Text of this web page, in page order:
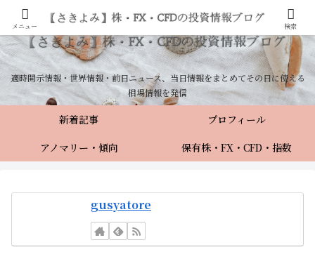
適時開示情報・世界情報・前日ニュース、当日情報をまとめてその日に使える
相場情報を発信
新着記事
プロフィール
アノマリー・傾向
保有株・FX・CFD・指数
gusyatore
メニュー 検索